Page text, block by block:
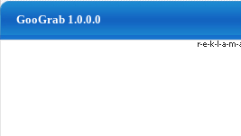
GooGrab 1.0.0.0